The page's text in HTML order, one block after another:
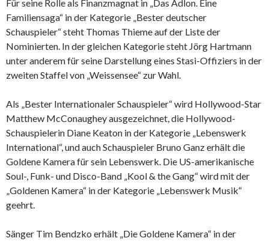
Für seine Rolle als Finanzmagnat in „Das Adlon. Eine
Familiensaga“ in der Kategorie „Bester deutscher
Schauspieler“ steht Thomas Thieme auf der Liste der
Nominierten. In der gleichen Kategorie steht Jörg Hartmann
unter anderem für seine Darstellung eines Stasi-Offiziers in der
zweiten Staffel von „Weissensee“ zur Wahl.
Als „Bester Internationaler Schauspieler“ wird Hollywood-Star
Matthew McConaughey ausgezeichnet, die Hollywood-
Schauspielerin Diane Keaton in der Kategorie „Lebenswerk
International“, und auch Schauspieler Bruno Ganz erhält die
Goldene Kamera für sein Lebenswerk. Die US-amerikanische
Soul-, Funk- und Disco-Band „Kool & the Gang“ wird mit der
„Goldenen Kamera“ in der Kategorie „Lebenswerk Musik“
geehrt.
Sänger Tim Bendzko erhält „Die Goldene Kamera“ in der